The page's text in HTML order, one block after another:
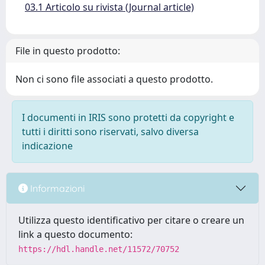
03.1 Articolo su rivista (Journal article)
File in questo prodotto:
Non ci sono file associati a questo prodotto.
I documenti in IRIS sono protetti da copyright e
tutti i diritti sono riservati, salvo diversa
indicazione
Informazioni
Utilizza questo identificativo per citare o creare un
link a questo documento:
https://hdl.handle.net/11572/70752